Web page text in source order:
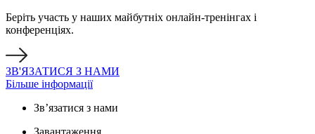
Беріть участь у наших майбутніх онлайн-тренінгах і
конференціях.
ЗВ'ЯЗАТИСЯ З НАМИ
Більше інформації
Зв’язатися з нами
Завантаження